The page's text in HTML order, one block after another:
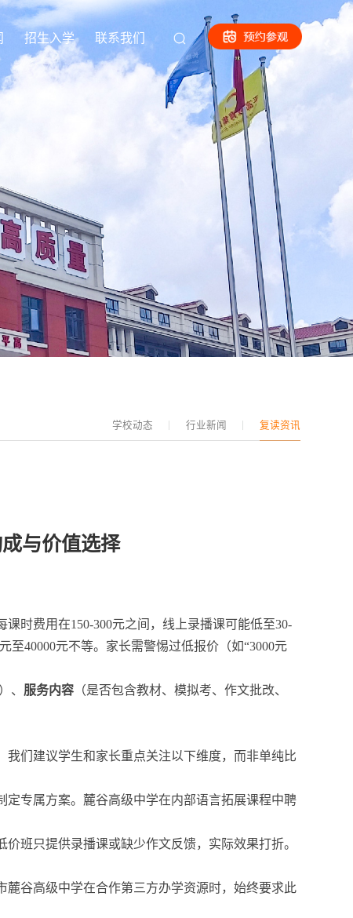
招生入学 联系我们
学校动态 行业新闻 复读资讯
与价值选择
时费用在150-300元之间，线上录播课可能低至30-
至40000元不等。家长需警惕过低报价（如“3000元
、 服务内容 （是否包含教材、模拟考、作文批改、
们建议学生和家长重点关注以下维度，而非单纯比
专属方案。麓谷高级中学在内部语言拓展课程中聘
班只提供录播课或缺少作文反馈，实际效果打折。
谷高级中学在合作第三方办学资源时，始终要求此